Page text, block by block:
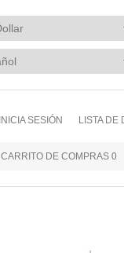
INICIA SESIÓN LISTA DE
CARRITO DE COMPRAS 0